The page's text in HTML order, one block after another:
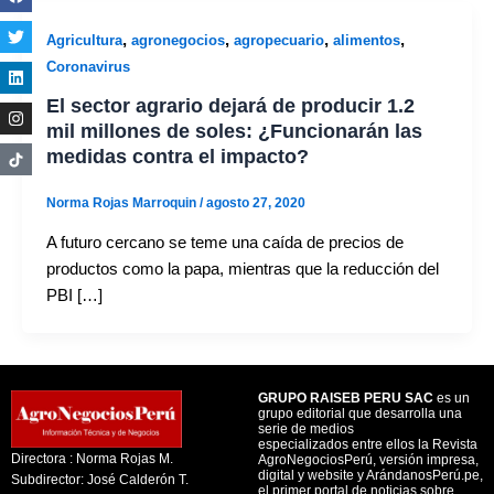
Agricultura, agronegocios, agropecuario, alimentos,
Coronavirus
El sector agrario dejará de producir 1.2
mil millones de soles: ¿Funcionarán las
medidas contra el impacto?
Norma Rojas Marroquin /agosto 27, 2020
A futuro cercano se teme una caída de precios de
productos como la papa, mientras que la reducción del
PBI […]
Directora : Norma Rojas M.
Subdirector: José Calderón T.
GRUPO RAISEB PERU SAC es un
grupo editorial que desarrolla una
serie de medios
especializados entre ellos la Revista
AgroNegociosPerú, versión impresa,
digital y website y ArándanosPerú.pe,
el primer portal de noticias sobre